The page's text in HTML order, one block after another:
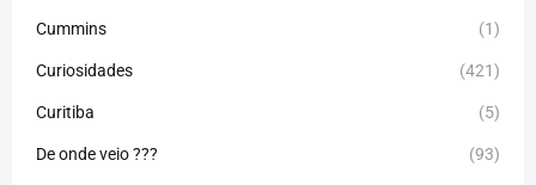
Cummins (1)
Curiosidades (421)
Curitiba (5)
De onde veio ??? (93)